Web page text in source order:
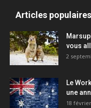
Articles populaires
vous
2
Le
une
18